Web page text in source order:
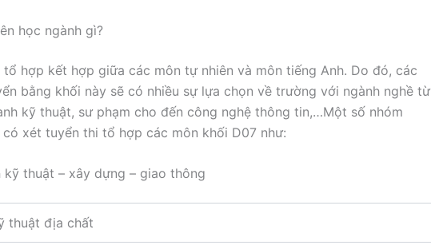
học ngành gì?
hợp kết hợp giữa các môn tự nhiên và môn tiếng Anh. Do đó, các
bằng khối này sẽ có nhiều sự lựa chọn về trường với ngành nghề từ
kỹ thuật, sư phạm cho đến công nghệ thông tin,…Một số nhóm
có xét tuyển thi tổ hợp các môn khối D07 như:
kỹ thuật – xây dựng – giao thông
thuật địa chất